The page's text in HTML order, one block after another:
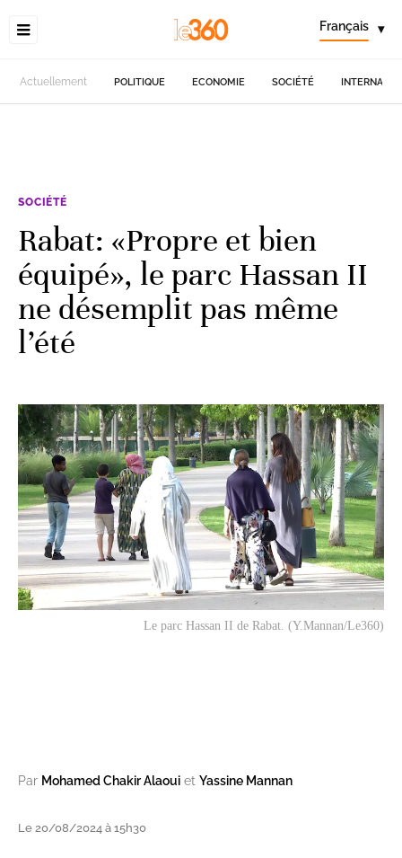
Français ▾
Actuellement POLITIQUE ECONOMIE SOCIÉTÉ
SOCIÉTÉ
Rabat: «Propre et bien
équipé», le parc Hassan II
ne désemplit pas même
l’été
Le parc Hassan II de Rabat. (Y.Mannan/Le360)
Par Mohamed Chakir Alaoui et Yassine Mannan
Le 20/08/2024 à 15h30